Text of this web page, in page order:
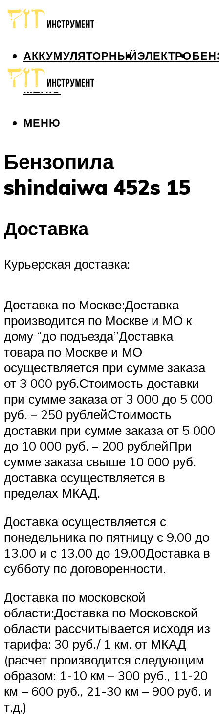
АККУМУЛЯТОРНЫЙЭЛЕКТРО
МЕНЮ
МЕНЮ
Бензопила
shindaiwa 452s 15
Доставка
Курьерская доставка:
Доставка по Москве:Доставка
производится по Москве и МО к
дому “до подъезда”Доставка
товара по Москве и МО
осуществляется при сумме заказа
от 3 000 руб.Стоимость доставки
при сумме заказа от 3 000 до 5 000
руб. – 250 рублейСтоимость
доставки при сумме заказа от 5 000
до 10 000 руб. – 200 рублейПри
сумме заказа свыше 10 000 руб.
доставка осуществляется в
пределах МКАД.
Доставка осуществляется с
понедельника по пятницу с 9.00 до
13.00 и с 13.00 до 19.00Доставка в
субботу по договоренности.
Доставка по московской
области:Доставка по Московской
области рассчитывается исходя из
тарифа: 30 руб./ 1 км. от МКАД
(расчет производится следующим
образом: 1-10 км – 300 руб., 11-20
км – 600 руб., 21-30 км – 900 руб. и
т.д.)